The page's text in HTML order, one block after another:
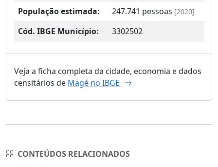
População estimada:
247.741 pessoas [2020]
Cód. IBGE Município: 3302502
Veja a ficha completa da cidade, economia e dados
censitários de Magé no IBGE
CONTEÚDOS RELACIONADOS